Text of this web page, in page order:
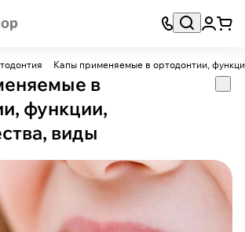
Капы применяемые в ортодонтии,
в
функции,
виды